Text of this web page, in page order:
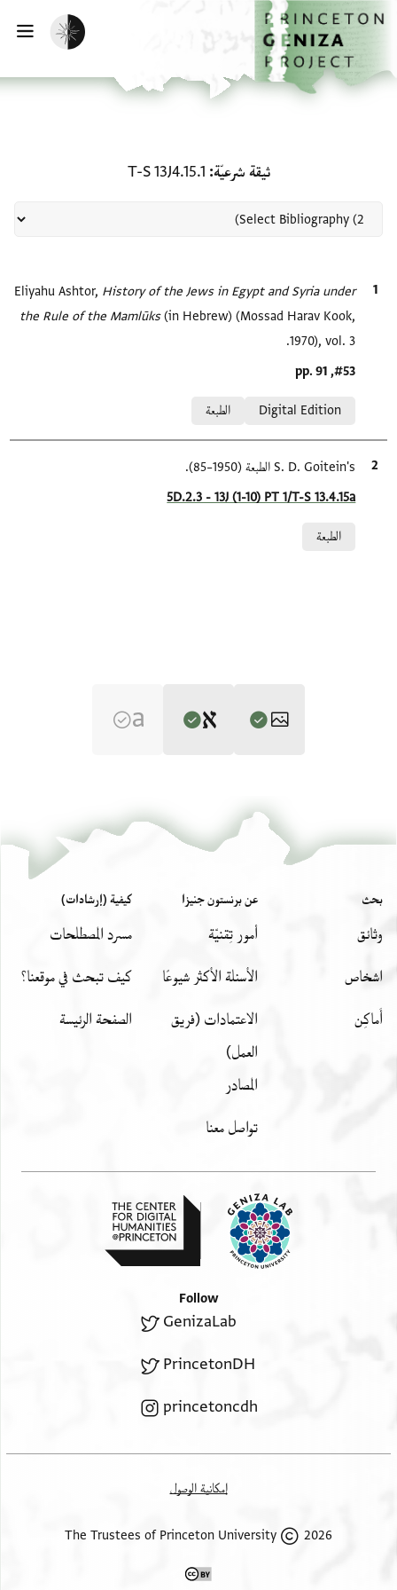
إلى المحتوى الرئيسي
الرئيسية
تفعيل الوضع المظلم
ثيقة شرعيّة T-S 13J4.15.1
الاقتباس المرجعي Eliyahu Ashtor,History of the Jews in Egypt and Syria under
the Rule of the Mamlūks‎(in Hebrew) (Mossad Harav Kook,
1970), vol. 3.
Location in source
#53, pp. 91
Digital Edition
الطبعة
الاقتباس المرجعي
S. D. Goitein's الطبعة (1950–85).
Location in source
5D.2.3 - 13J (1-10) PT 1/T-S 13.4.15a
الطبعة
History of the Jews in Egypt and Syria under the
Rule of the Mamlūks‎
(in Hebrew) (Mossad Harav Kook, 1970), vol.
T-S 13J4.15.1 2v
T-S 13J4.15.1 1v
بحث
وثائق
اشخاص
أَماكِن
عن برنستون جنيزا
أمور تِقنيّة
الأسئلة الأكثر شيوعًا
الاعتمادات (فريق
العمل)
المصادر
تواصل معنا
كيفية (إرشادات)
مسرد المصطلحات
كيف تبحث في موقعنا؟
الصفحة الرئيسة
Follow
GenizaLab
PrincetonDH
princetoncdh
إمكانية الوصول
2026 The Trustees of Princeton University